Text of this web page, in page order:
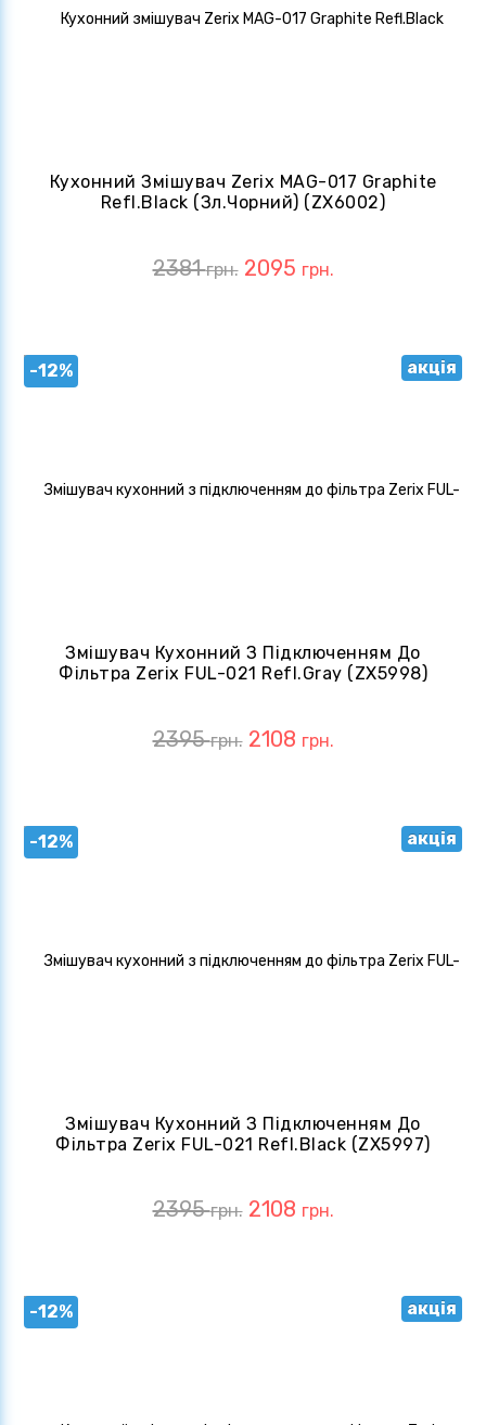
Кухонний Змішувач Zerix MAG-017 Graphite
Refl.Black (зл.чорний) (ZX6002)
2381грн. 2095 грн.
-12% акція
Змішувач Кухонний З Підключенням До
Фільтра Zerix FUL-021 Refl.Gray (ZX5998)
2395грн. 2108 грн.
-12% акція
Змішувач Кухонний З Підключенням До
Фільтра Zerix FUL-021 Refl.Black (ZX5997)
2395грн. 2108 грн.
-12% акція